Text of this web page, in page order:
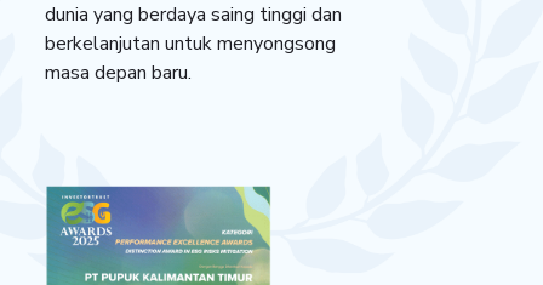
dunia yang berdaya saing tinggi dan
berkelanjutan untuk menyongsong
masa depan baru.